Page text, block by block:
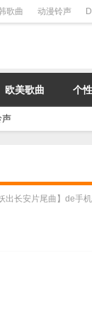
歌曲 动漫铃声
欧美歌曲 个
声
妖出长安片尾曲】de手